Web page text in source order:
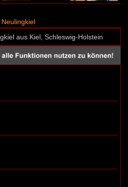
Neulingkiel
aus Kiel, Schleswig-Holstein